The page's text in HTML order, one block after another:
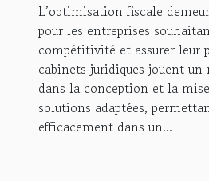
L’optimisation fiscale
pour les entreprises
compétitivité et assurer leur
cabinets juridiques jouent un
dans la conception et la
solutions adaptées,
efficacement dans un...